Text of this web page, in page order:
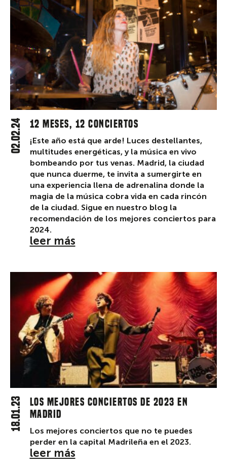
12 MESES, 12 CONCIERTOS
02.02.24
¡Este año está que arde! Luces destellantes,
multitudes energéticas, y la música en vivo
bombeando por tus venas. Madrid, la ciudad
que nunca duerme, te invita a sumergirte en
una experiencia llena de adrenalina donde la
magia de la música cobra vida en cada rincón
de la ciudad. Sigue en nuestro blog la
recomendación de los mejores conciertos para
2024.
leer más
Los mejores conciertos de 2023 en
Madrid
18.01.23
Los mejores conciertos que no te puedes
perder en la capital Madrileña en el 2023.
leer más